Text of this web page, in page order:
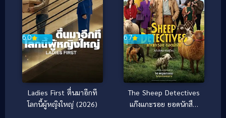
6.0
Ladies First ตื่นมาอีกที
โลกนี้ผู้หญิงใหญ่ (2026)
6.7
The Sheep Detectives
แก๊งแกะรอย ยอดนักสืบ